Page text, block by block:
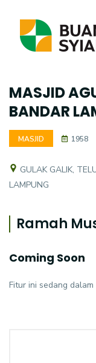
MASJID
BANDAR
MASJID 1958
GULAK GALIK,
LAMPUNG
Ramah
Coming Soon
Fitur ini sedang